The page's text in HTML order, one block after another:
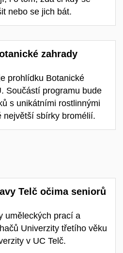
nebo se jich bát.
zahrady
prohlídku Botanické
Součástí programu bude
s unikátními rostlinnými
největší sbírky bromélií.
Telč očima seniorů
uměleckých prací a
Univerzity třetího věku
v UC Telč.